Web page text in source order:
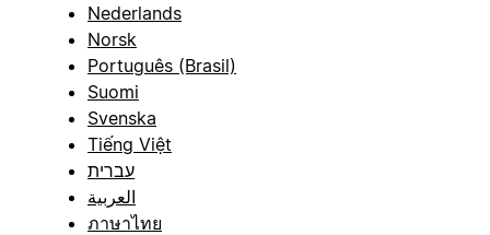
Nederlands
Norsk
Português (Brasil)
Suomi
Svenska
Tiếng Việt
עברית
العربية
ภาษาไทย